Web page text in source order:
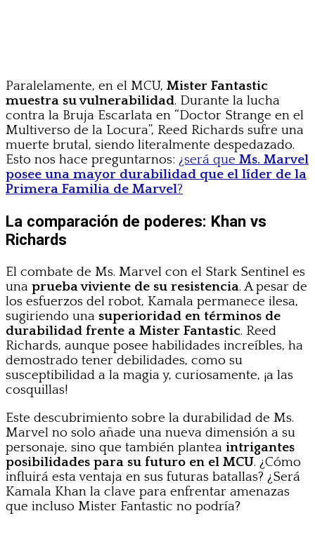
Paralelamente, en el MCU, Mister Fantastic
muestra su vulnerabilidad. Durante la lucha
contra la Bruja Escarlata en “Doctor Strange en el
Multiverso de la Locura”, Reed Richards sufre una
muerte brutal, siendo literalmente despedazado.
Esto nos hace preguntarnos: ¿será que Ms. Marvel
posee una mayor durabilidad que el líder de la
Primera Familia de Marvel?
La comparación de poderes: Khan vs
Richards
El combate de Ms. Marvel con el Stark Sentinel es
una prueba viviente de su resistencia. A pesar de
los esfuerzos del robot, Kamala permanece ilesa,
sugiriendo una superioridad en términos de
durabilidad frente a Mister Fantastic. Reed
Richards, aunque posee habilidades increíbles, ha
demostrado tener debilidades, como su
susceptibilidad a la magia y, curiosamente, ¡a las
cosquillas!
Este descubrimiento sobre la durabilidad de Ms.
Marvel no solo añade una nueva dimensión a su
personaje, sino que también plantea intrigantes
posibilidades para su futuro en el MCU. ¿Cómo
influirá esta ventaja en sus futuras batallas? ¿Será
Kamala Khan la clave para enfrentar amenazas
que incluso Mister Fantastic no podría?